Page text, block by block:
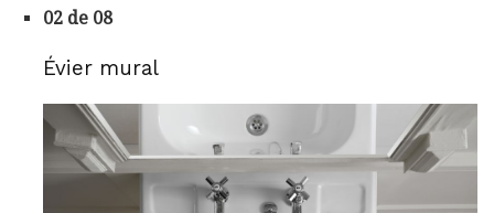
02 de 08
Évier mural